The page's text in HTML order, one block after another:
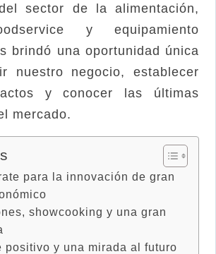
sector de la alimentación,
y equipamiento
brindó una oportunidad única
nuestro negocio, establecer
y conocer las últimas
mercado.
para la innovación de gran
showcooking y una gran
positivo y una mirada al futuro